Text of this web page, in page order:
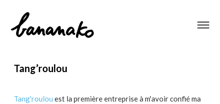
Tang’roulou
Tang'roulou est la première entreprise à m'avoir confié ma